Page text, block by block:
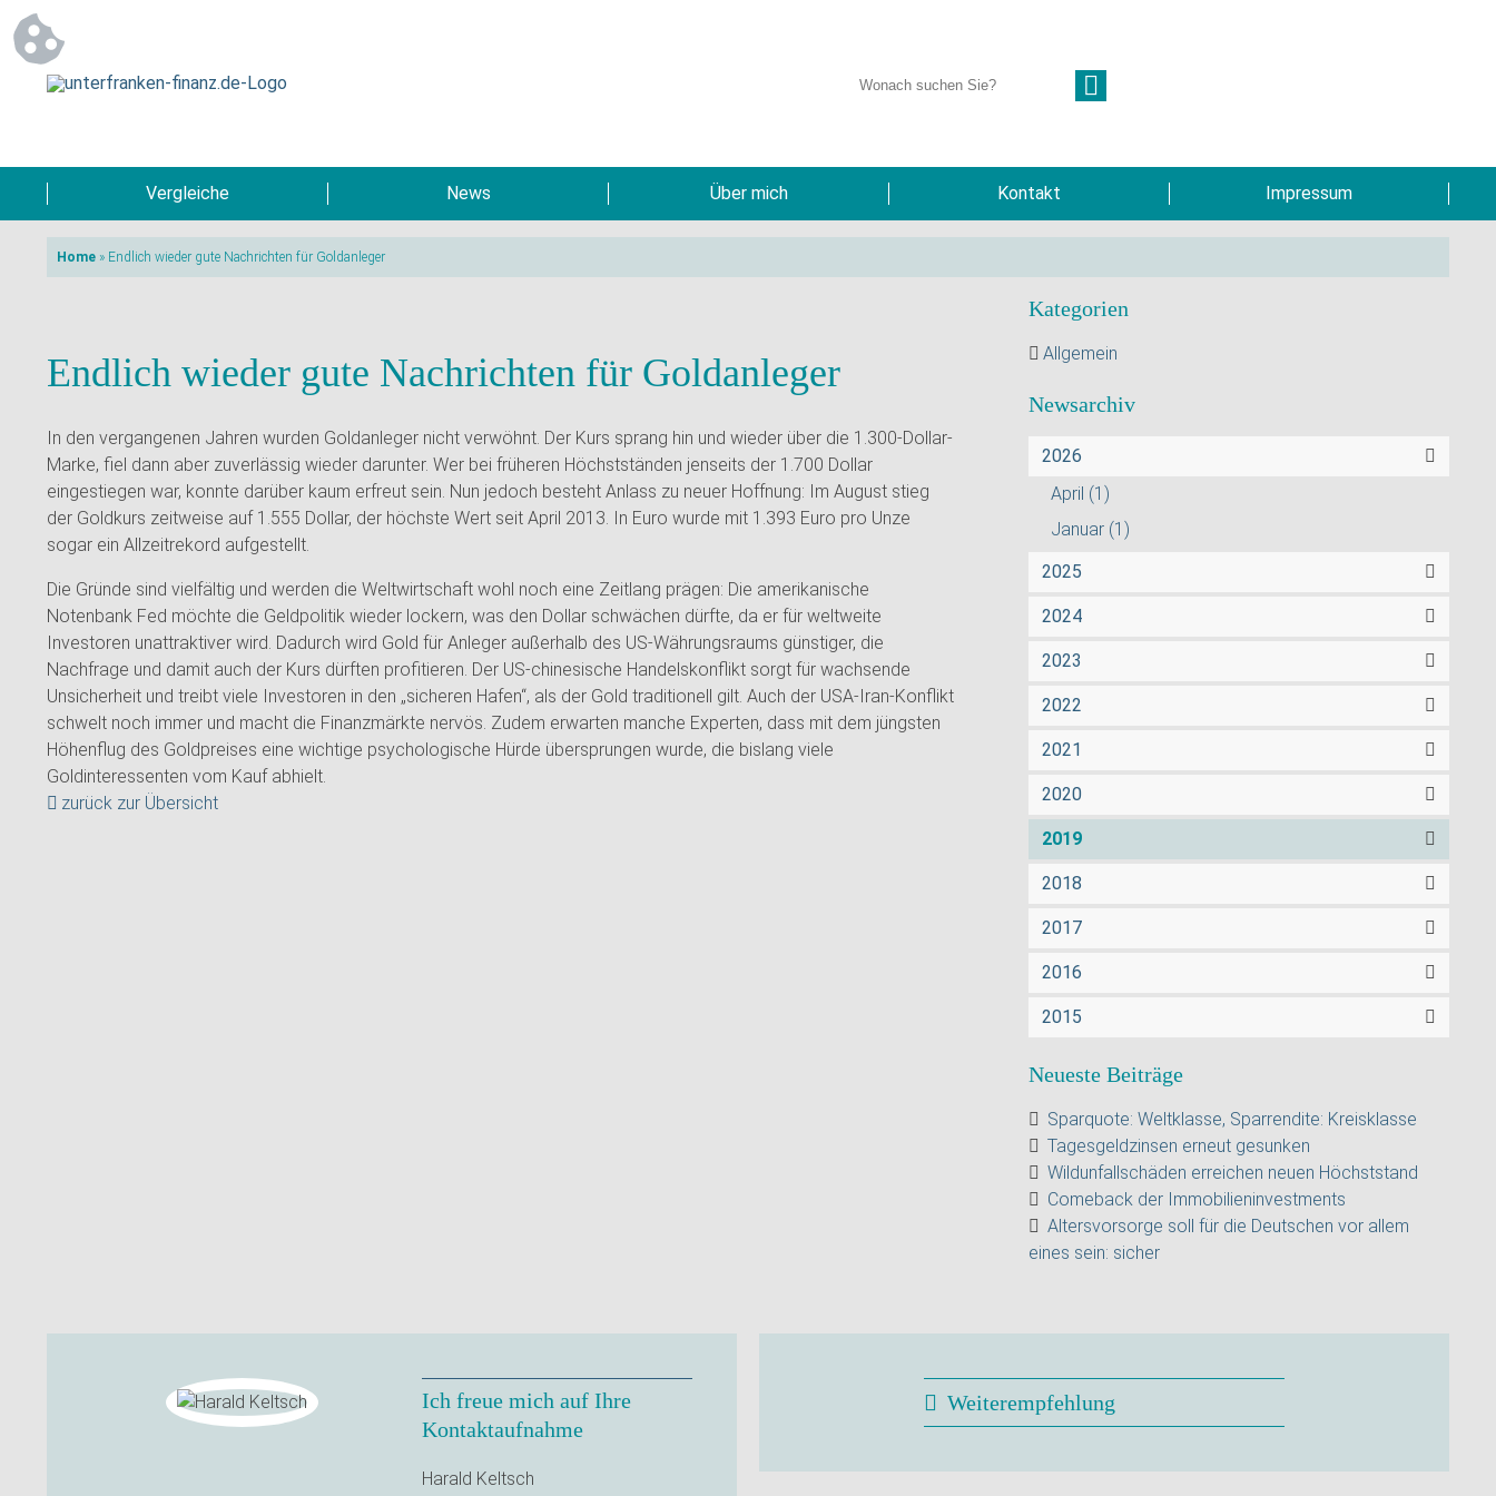
Vergleiche News Über mich Kontakt Impressum
Home » Endlich wieder gute Nachrichten für Goldanleger
Endlich wieder gute Nachrichten für Goldanleger
In den vergangenen Jahren wurden Goldanleger nicht verwöhnt. Der Kurs sprang hin und wieder über die 1.300-Dollar-
Marke, fiel dann aber zuverlässig wieder darunter. Wer bei früheren Höchstständen jenseits der 1.700 Dollar
eingestiegen war, konnte darüber kaum erfreut sein. Nun jedoch besteht Anlass zu neuer Hoffnung: Im August stieg
der Goldkurs zeitweise auf 1.555 Dollar, der höchste Wert seit April 2013. In Euro wurde mit 1.393 Euro pro Unze
sogar ein Allzeitrekord aufgestellt.
Die Gründe sind vielfältig und werden die Weltwirtschaft wohl noch eine Zeitlang prägen: Die amerikanische
Notenbank Fed möchte die Geldpolitik wieder lockern, was den Dollar schwächen dürfte, da er für weltweite
Investoren unattraktiver wird. Dadurch wird Gold für Anleger außerhalb des US-Währungsraums günstiger, die
Nachfrage und damit auch der Kurs dürften profitieren. Der US-chinesische Handelskonflikt sorgt für wachsende
Unsicherheit und treibt viele Investoren in den „sicheren Hafen“, als der Gold traditionell gilt. Auch der USA-Iran-Konflikt
schwelt noch immer und macht die Finanzmärkte nervös. Zudem erwarten manche Experten, dass mit dem jüngsten
Höhenflug des Goldpreises eine wichtige psychologische Hürde übersprungen wurde, die bislang viele
Goldinteressenten vom Kauf abhielt.
zurück zur Übersicht
Kategorien
Allgemein
Newsarchiv
2026
April (1)
Januar (1)
2025
2024
2023
2022
2021
2020
2019
2018
2017
2016
2015
Neueste Beiträge
Sparquote: Weltklasse, Sparrendite: Kreisklasse
Tagesgeldzinsen erneut gesunken
Wildunfallschäden erreichen neuen Höchststand
Comeback der Immobilieninvestments
Altersvorsorge soll für die Deutschen vor allem
eines sein: sicher
Ich freue mich auf Ihre
Kontaktaufnahme
Harald Keltsch
Weiterempfehlung